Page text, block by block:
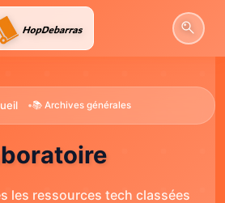
•📚 Archives générales
les ressources tech classées